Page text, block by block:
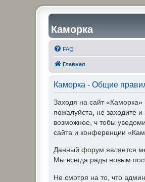
Каморка
FAQ
Главная
Каморка - Общие
Заходя на сайт
пожалуйста, не заходите
возможное, ч тобы
сайта и конференции
Данный форум является
Мы всегда рады новым
Не смотря на то, что